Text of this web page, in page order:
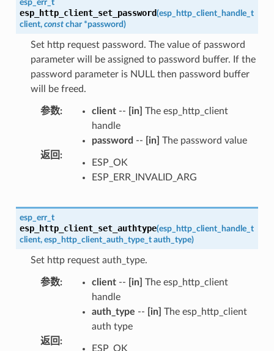
esp_err_t
esp_http_client_set_password(esp_http_client_handle_t
client, const char *password)
Set http request password. The value of password
parameter will be assigned to password buffer. If the
password parameter is NULL then password buffer
will be freed.
参数: client-- [in] The esp_http_client
handle
password -- [in] The password value
返回 :
ESP_OK
ESP_ERR_INVALID_ARG
esp_err_t
esp_http_client_set_authtype(esp_http_client_handle_t
client, esp_http_client_auth_type_t auth_type)
Set http request auth_type.
参数: client-- [in] The esp_http_client
handle
auth_type -- [in] The esp_http_client
auth type
返回 :
ESP_OK